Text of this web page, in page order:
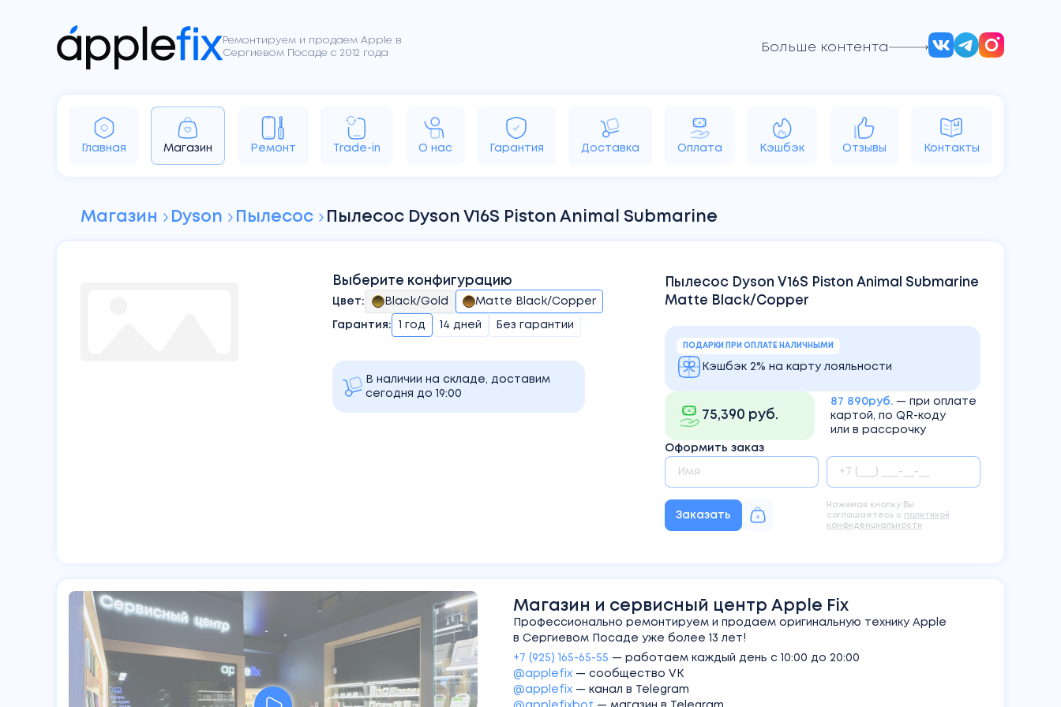
Ремонтируем и продаем Apple в
Сергиевом Посаде с 2012 года
Больше контента
Главная Магазин Ремонт Trade-in О нас Гарантия Доставка Оплата Кэшбэк Отзывы Контакты
iPhone iPad Apple Watch AirPods MacBook iMac Apple TV HomePod Vision Аксессуары Яндекс
Магазин Dyson Пылесос Пылесос Dyson V16S Piston Animal Submarine
Пылесос Dyson V16S Piston Animal Submarine
Matte Black/Copper
Выберите конфигурацию
Цвет: Black/Gold Matte Black/Copper
Гарантия: 1 год 14 дней Без гарантии
В наличии на складе, доставим
сегодня до 19:00
ПОДАРКИ ПРИ ОПЛАТЕ НАЛИЧНЫМИ
Кэшбэк 2% на карту лояльности
75,390 руб.
87 890руб. — при оплате
картой, по QR-коду
или в рассрочку
Оформить заказ
Заказать
Нажимая кнопку Вы
соглашаетесь с политикой
конфиденциальности
Магазин и сервисный центр Apple Fix
Профессионально ремонтируем и продаем оригинальную технику Apple
в Сергиевом Посаде уже более 13 лет!
+7 (925) 165-65-55 — работаем каждый день с 10:00 до 20:00
@applefix — сообщество VK
@applefix — канал в Telegram